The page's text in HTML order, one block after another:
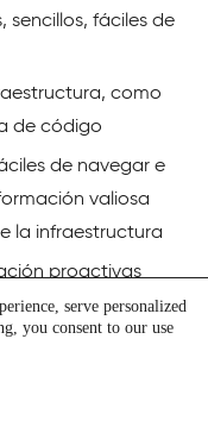
sencillos, fáciles de
como
de código
de navegar e
valiosa
la infraestructura
proactivas
sistemas como
Azure, Jira, etc.
serve personalized
you consent to our use